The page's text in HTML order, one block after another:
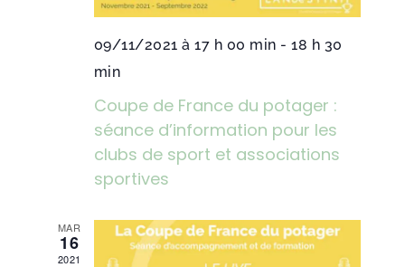
09/11/2021 à 17 h 00 min - 18 h 30
min
Coupe de France du potager :
séance d’information pour les
clubs de sport et associations
sportives
MAR
16
2021